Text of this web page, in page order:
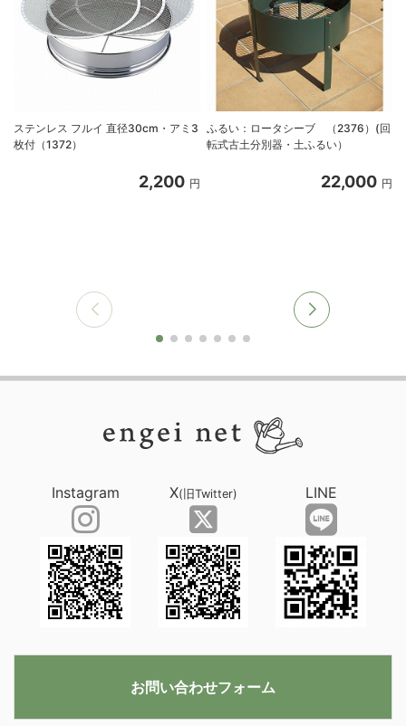
ステンレス フルイ 直径30cm・アミ3
枚付（1372）
2,200 円
ふるい：ロータシーブ （2376）(回
転式古土分別器・土ふるい）
22,000 円
Instagram X(旧Twitter) LINE
お問い合わせフォーム